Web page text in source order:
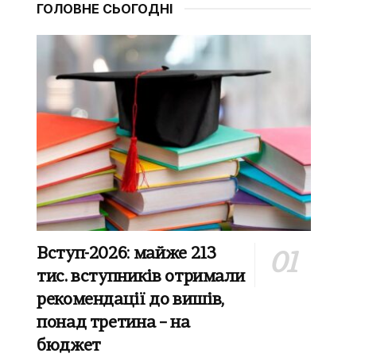
ГОЛОВНЕ СЬОГОДНІ
Вступ-2026: майже 213
тис. вступників отримали
рекомендації до вишів,
понад третина – на
бюджет